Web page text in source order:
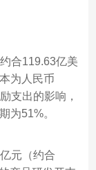
合119.63亿美
为人民币
支出的影响，
为51%。
元（约合